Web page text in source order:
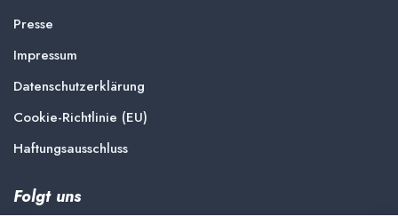
Presse
Impressum
Datenschutzerklärung
Cookie-Richtlinie (EU)
Haftungsausschluss
Folgt uns